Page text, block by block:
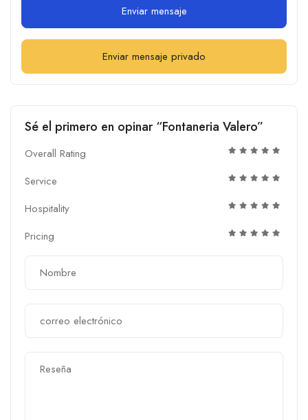
Enviar mensaje
Enviar mensaje privado
Sé el primero en opinar “Fontaneria Valero”
Overall Rating
Service
Hospitality
Pricing